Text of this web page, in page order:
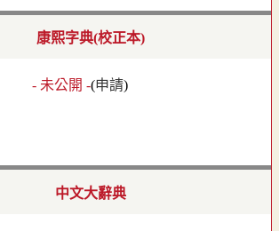
康熙字典(校正本)
- 未公開 -(申請)
中文大辭典